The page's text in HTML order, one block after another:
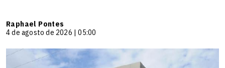
Raphael Pontes
4 de agosto de 2026 | 05:00